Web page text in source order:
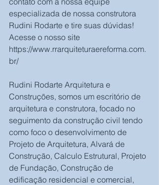
especializada de nossa construtora
Rudini Rodarte e tire suas dúvidas!
Acesse o nosso site
https://www.rrarquiteturaereforma.com.
br/
Rudini Rodarte Arquitetura e
Construções, somos um escritório de
arquitetura e construtora, focado no
seguimento da construção civil tendo
como foco o desenvolvimento de
Projeto de Arquitetura, Alvará de
Construção, Calculo Estrutural, Projeto
de Fundação, Construção de
edificação residencial e comercial,